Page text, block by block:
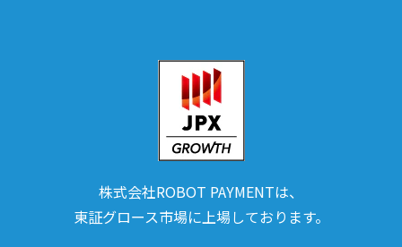
株式会社ROBOT PAYMENTは、
東証グロース市場に上場しております。